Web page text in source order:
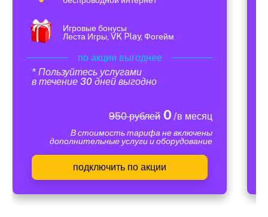
Игровые бонусы
Леста Игры, VK Play, Фогейм
по акции выгоднее
* Пользуйтесь услугами
в течение 30 дней выгодно
950 рублей0 /в месяц
В стоимость тарифа не включены
дополнительные услуги и оборудование
подключить по акции